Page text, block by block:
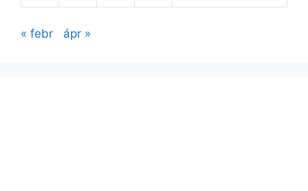
« febr ápr »